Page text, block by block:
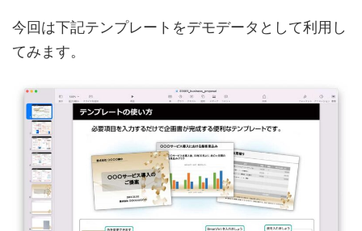
今回は下記テンプレートをデモデータとして利用し
てみます。